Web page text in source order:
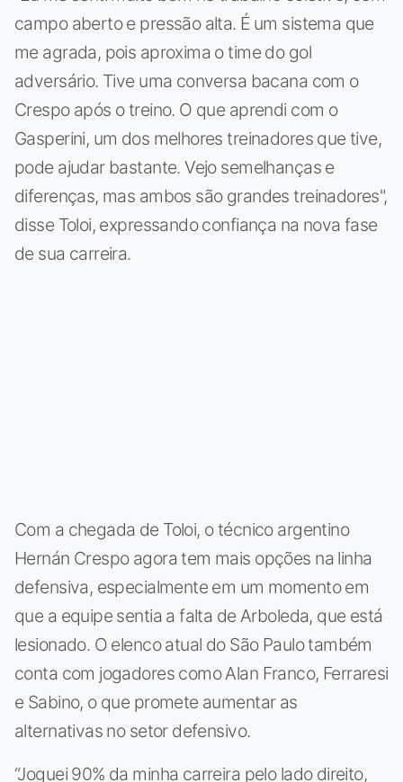
campo aberto e pressão alta. É um sistema que
me agrada, pois aproxima o time do gol
adversário. Tive uma conversa bacana com o
Crespo após o treino. O que aprendi com o
Gasperini, um dos melhores treinadores que tive,
pode ajudar bastante. Vejo semelhanças e
diferenças, mas ambos são grandes treinadores",
disse Toloi, expressando confiança na nova fase
de sua carreira.
Com a chegada de Toloi, o técnico argentino
Hernán Crespo agora tem mais opções na linha
defensiva, especialmente em um momento em
que a equipe sentia a falta de Arboleda, que está
lesionado. O elenco atual do São Paulo também
conta com jogadores como Alan Franco, Ferraresi
e Sabino, o que promete aumentar as
alternativas no setor defensivo.
“Joguei 90% da minha carreira pelo lado direito,